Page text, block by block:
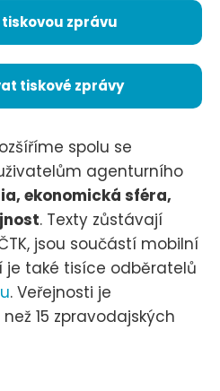
zprávu
tiskové zprávy
spolu se
agenturního
ekonomická sféra,
. Texty zůstávají
jsou součástí mobilní
je také tisíce odběratelů
. Veřejnosti je
15 zpravodajských